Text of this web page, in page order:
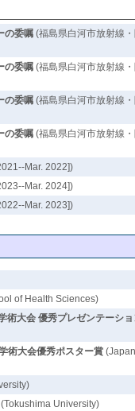
の委嘱(福島県白河市放射線
の委嘱(福島県白河市放射線
の委嘱(福島県白河市放射線
の委嘱(福島県白河市放射線
Mar. 2022])
Mar. 2024])
Mar. 2023])
of Health Sciences)
術大会 優秀プレゼンテーシ
術大会優秀ポスター賞
University)